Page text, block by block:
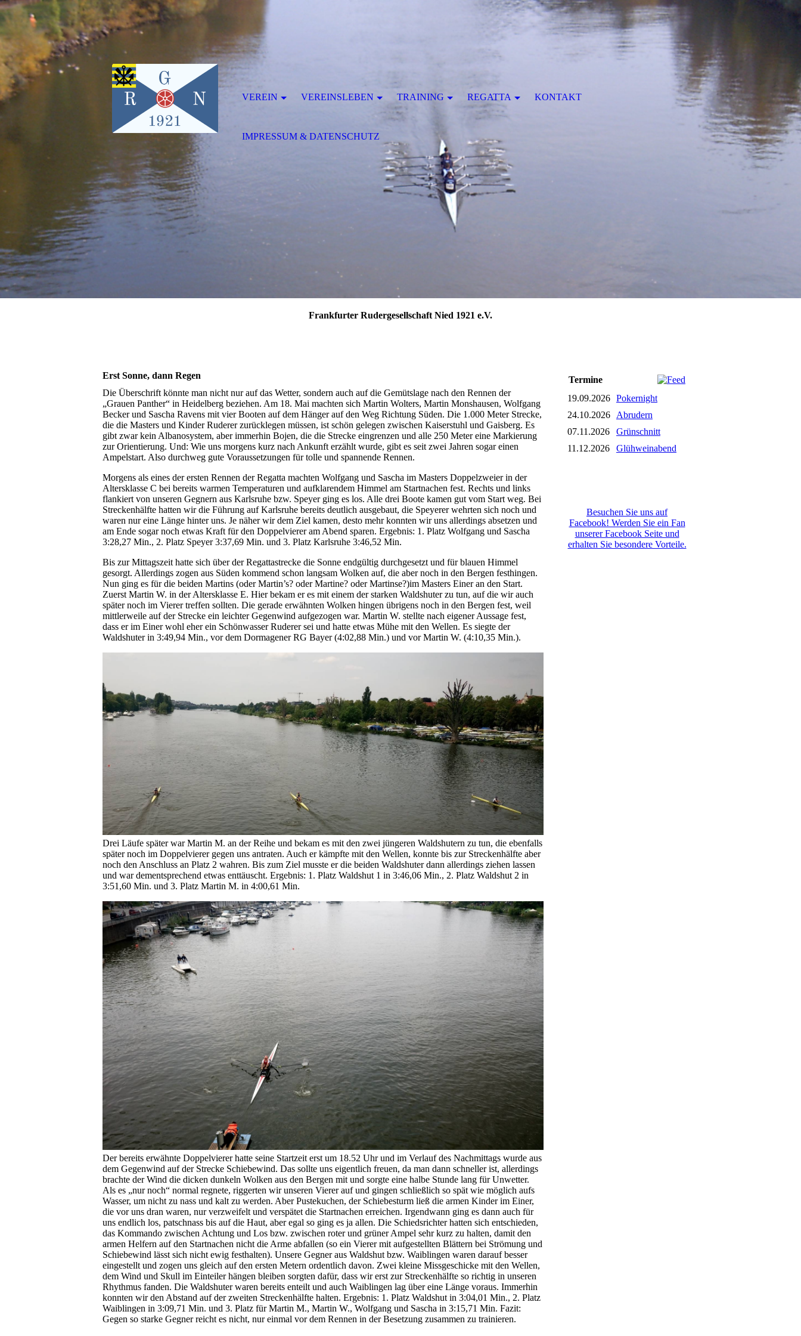
Frankfurter Rudergesellschaft Nied 1921 e.V.
Erst Sonne, dann Regen
Die Überschrift könnte man nicht nur auf das Wetter, sondern auch auf die Gemütslage nach den Rennen der
„Grauen Panther“ in Heidelberg beziehen. Am 18. Mai machten sich Martin Wolters, Martin Monshausen, Wolfgang
Becker und Sascha Ravens mit vier Booten auf dem Hänger auf den Weg Richtung Süden. Die 1.000 Meter Strecke,
die die Masters und Kinder Ruderer zurücklegen müssen, ist schön gelegen zwischen Kaiserstuhl und Gaisberg. Es
gibt zwar kein Albanosystem, aber immerhin Bojen, die die Strecke eingrenzen und alle 250 Meter eine Markierung
zur Orientierung. Und: Wie uns morgens kurz nach Ankunft erzählt wurde, gibt es seit zwei Jahren sogar einen
Ampelstart. Also durchweg gute Voraussetzungen für tolle und spannende Rennen.
Morgens als eines der ersten Rennen der Regatta machten Wolfgang und Sascha im Masters Doppelzweier in der
Altersklasse C bei bereits warmen Temperaturen und aufklarendem Himmel am Startnachen fest. Rechts und links
flankiert von unseren Gegnern aus Karlsruhe bzw. Speyer ging es los. Alle drei Boote kamen gut vom Start weg. Bei
Streckenhälfte hatten wir die Führung auf Karlsruhe bereits deutlich ausgebaut, die Speyerer wehrten sich noch und
waren nur eine Länge hinter uns. Je näher wir dem Ziel kamen, desto mehr konnten wir uns allerdings absetzen und
am Ende sogar noch etwas Kraft für den Doppelvierer am Abend sparen. Ergebnis: 1. Platz Wolfgang und Sascha
3:28,27 Min., 2. Platz Speyer 3:37,69 Min. und 3. Platz Karlsruhe 3:46,52 Min.
Bis zur Mittagszeit hatte sich über der Regattastrecke die Sonne endgültig durchgesetzt und für blauen Himmel
gesorgt. Allerdings zogen aus Süden kommend schon langsam Wolken auf, die aber noch in den Bergen festhingen.
Nun ging es für die beiden Martins (oder Martin’s? oder Martine? oder Martinse?)im Masters Einer an den Start.
Zuerst Martin W. in der Altersklasse E. Hier bekam er es mit einem der starken Waldshuter zu tun, auf die wir auch
später noch im Vierer treffen sollten. Die gerade erwähnten Wolken hingen übrigens noch in den Bergen fest, weil
mittlerweile auf der Strecke ein leichter Gegenwind aufgezogen war. Martin W. stellte nach eigener Aussage fest,
dass er im Einer wohl eher ein Schönwasser Ruderer sei und hatte etwas Mühe mit den Wellen. Es siegte der
Waldshuter in 3:49,94 Min., vor dem Dormagener RG Bayer (4:02,88 Min.) und vor Martin W. (4:10,35 Min.).
Drei Läufe später war Martin M. an der Reihe und bekam es mit den zwei jüngeren Waldshutern zu tun, die ebenfalls
später noch im Doppelvierer gegen uns antraten. Auch er kämpfte mit den Wellen, konnte bis zur Streckenhälfte aber
noch den Anschluss an Platz 2 wahren. Bis zum Ziel musste er die beiden Waldshuter dann allerdings ziehen lassen
und war dementsprechend etwas enttäuscht. Ergebnis: 1. Platz Waldshut 1 in 3:46,06 Min., 2. Platz Waldshut 2 in
3:51,60 Min. und 3. Platz Martin M. in 4:00,61 Min.
Der bereits erwähnte Doppelvierer hatte seine Startzeit erst um 18.52 Uhr und im Verlauf des Nachmittags wurde aus
dem Gegenwind auf der Strecke Schiebewind. Das sollte uns eigentlich freuen, da man dann schneller ist, allerdings
brachte der Wind die dicken dunkeln Wolken aus den Bergen mit und sorgte eine halbe Stunde lang für Unwetter.
Als es „nur noch“ normal regnete, riggerten wir unseren Vierer auf und gingen schließlich so spät wie möglich aufs
Wasser, um nicht zu nass und kalt zu werden. Aber Pustekuchen, der Schiebesturm ließ die armen Kinder im Einer,
die vor uns dran waren, nur verzweifelt und verspätet die Startnachen erreichen. Irgendwann ging es dann auch für
uns endlich los, patschnass bis auf die Haut, aber egal so ging es ja allen. Die Schiedsrichter hatten sich entschieden,
das Kommando zwischen Achtung und Los bzw. zwischen roter und grüner Ampel sehr kurz zu halten, damit den
armen Helfern auf den Startnachen nicht die Arme abfallen (so ein Vierer mit aufgestellten Blättern bei Strömung und
Schiebewind lässt sich nicht ewig festhalten). Unsere Gegner aus Waldshut bzw. Waiblingen waren darauf besser
eingestellt und zogen uns gleich auf den ersten Metern ordentlich davon. Zwei kleine Missgeschicke mit den Wellen,
dem Wind und Skull im Einteiler hängen bleiben sorgten dafür, dass wir erst zur Streckenhälfte so richtig in unseren
Rhythmus fanden. Die Waldshuter waren bereits enteilt und auch Waiblingen lag über eine Länge voraus. Immerhin
konnten wir den Abstand auf der zweiten Streckenhälfte halten. Ergebnis: 1. Platz Waldshut in 3:04,01 Min., 2. Platz
Waiblingen in 3:09,71 Min. und 3. Platz für Martin M., Martin W., Wolfgang und Sascha in 3:15,71 Min. Fazit:
Gegen so starke Gegner reicht es nicht, nur einmal vor dem Rennen in der Besetzung zusammen zu trainieren.
Termine
19.09.2026 Pokernight
24.10.2026
Abrudern
07.11.2026
Grünschnitt
11.12.2026
Glühweinabend
Besuchen Sie uns auf
Facebook! Werden Sie ein Fan
unserer Facebook Seite und
erhalten Sie besondere Vorteile.
VEREIN VEREINSLEBEN TRAINING REGATTA KONTAKT
IMPRESSUM & DATENSCHUTZ